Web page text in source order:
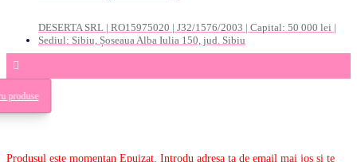
DESERTA SRL | RO15975020 | J32/1576/2003 | Capital: 50 000 lei |
Sediul: Sibiu, Șoseaua Alba Iulia 150, jud. Sibiu
produse
Produsul este momentan Epuizat. Introdu adresa ta de email mai jos si te